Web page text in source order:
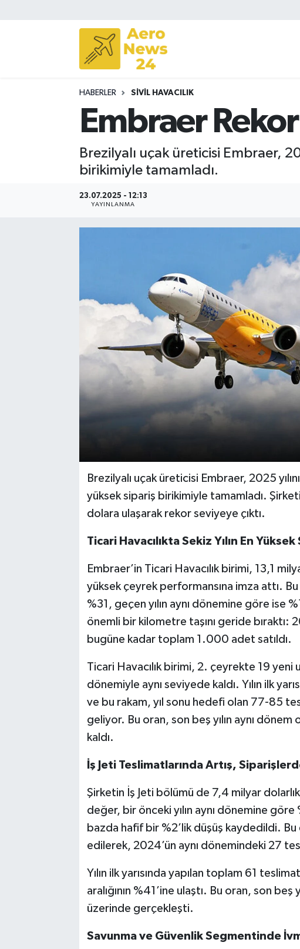
HABERLER SIVIL HAVACILIK
Embraer
Brezilyalı uçak üreticisi Embraer,
birikimiyle tamamladı.
23.07.2025 - 12:13
YAYINLANMA
Brezilyalı uçak üreticisi Embraer, 2025
yüksek sipariş birikimiyle tamamladı.
dolara ulaşarak rekor seviyeye çıktı.
Ticari Havacılıkta Sekiz Yılın En
Embraer’in Ticari Havacılık birimi, 13,1
yüksek çeyrek performansına imza attı.
%31, geçen yılın aynı dönemine göre ise
önemli bir kilometre taşını geride bıraktı:
bugüne kadar toplam 1.000 adet satıldı.
Ticari Havacılık birimi, 2. çeyrekte 19 yeni
dönemiyle aynı seviyede kaldı. Yılın ilk
ve bu rakam, yıl sonu hedefi olan 77-85
geliyor. Bu oran, son beş yılın aynı dönem
kaldı.
İş Jeti Teslimatlarında Artış,
Şirketin İş Jeti bölümü de 7,4 milyar
değer, bir önceki yılın aynı dönemine
bazda hafif bir %2’lik düşüş kaydedildi.
edilerek, 2024’ün aynı dönemindeki 27
Yılın ilk yarısında yapılan toplam 61
aralığının %41’ine ulaştı. Bu oran, son beş
üzerinde gerçekleşti.
Savunma ve Güvenlik Segmentinde
Sivil Havacılık